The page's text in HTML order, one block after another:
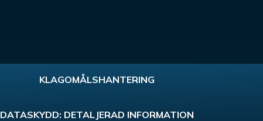
KLAGOMÅLSHANTERING
DATASKYDD: DETALJERAD INFORMATION